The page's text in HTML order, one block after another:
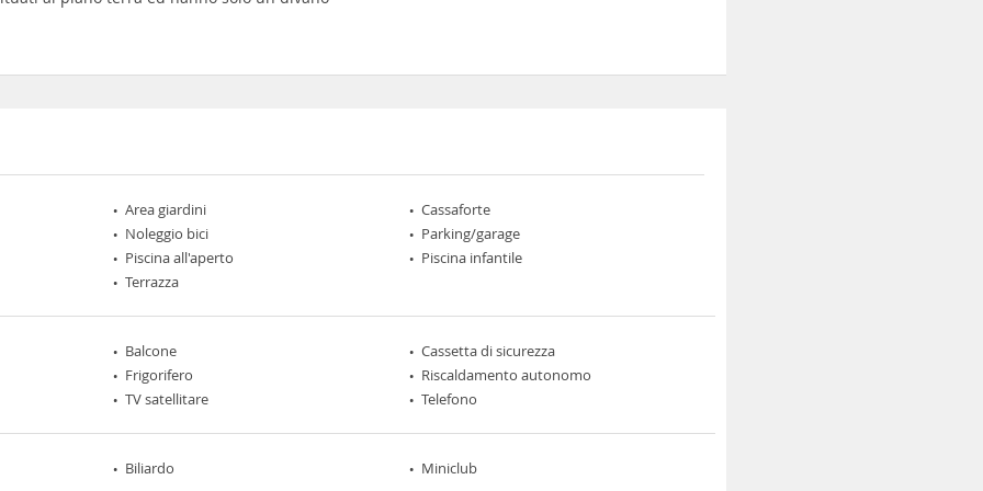
Area giardini
Cassaforte
Noleggio bici
Parking/garage
Piscina all'aperto
Piscina infantile
Terrazza
Balcone
Cassetta di sicurezza
Frigorifero
Riscaldamento autonomo
TV satellitare
Telefono
Biliardo Miniclub